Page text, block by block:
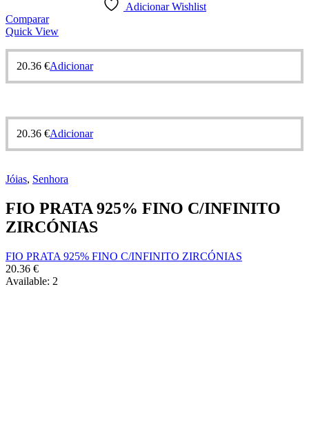
Adicionar Wishlist
Comparar
Quick View
20.36 €Adicionar
20.36 €Adicionar
Jóias, Senhora
FIO PRATA 925% FINO C/INFINITO
ZIRCÓNIAS
FIO PRATA 925% FINO C/INFINITO ZIRCÓNIAS
20.36 €
Available: 2